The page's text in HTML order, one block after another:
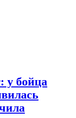
у бойца